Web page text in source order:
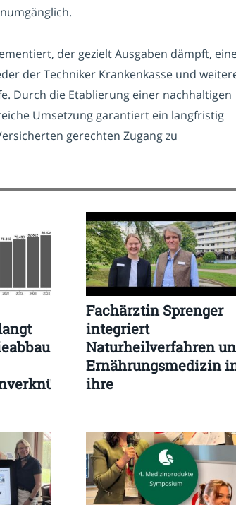
der gezielt Ausgaben dämpft,
der Techniker Krankenkasse und
Durch die Etablierung einer nachhaltigen
Umsetzung garantiert ein langfristig
gerechten Zugang zu
Fachärztin Sprenger
integriert
Naturheilverfahren
Ernährungsmedizin
ihre